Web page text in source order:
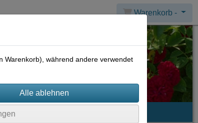
Warenkorb -
Kontakt
Warenkorb), während andere verwendet